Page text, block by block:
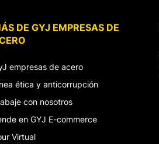
DE GYJ EMPRESAS DE
empresas de acero
ética y anticorrupción
con nosotros
en GYJ E-commerce
Virtual